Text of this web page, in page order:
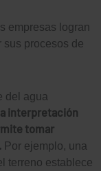
empresas logran
sus procesos de
del agua
interpretación
tomar
Por ejemplo, una
terreno establece